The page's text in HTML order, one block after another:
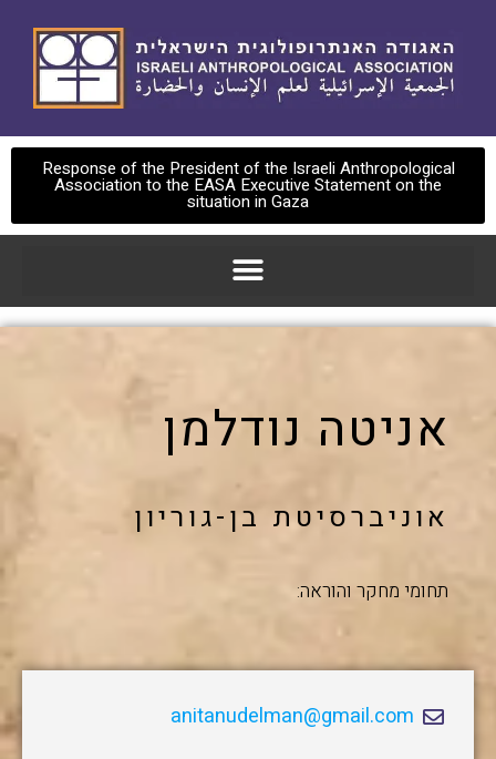
Response of the President of the Israeli Anthropological
Association to the EASA Executive Statement on the
situation in Gaza
אניטה נודלמן
אוניברסיטת בן-גוריון
תחומי מחקר והוראה:
anitanudelman@gmail.com